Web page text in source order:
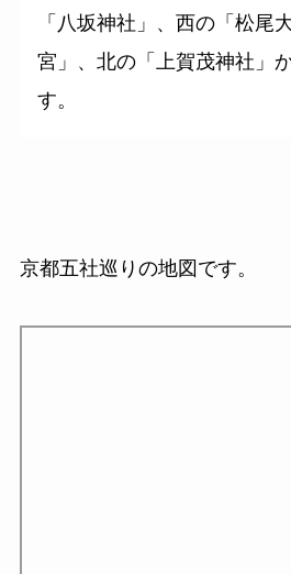
「八坂神社」、西の「松尾
宮」、北の「上賀茂神社」
す。
京都五社巡りの地図です。